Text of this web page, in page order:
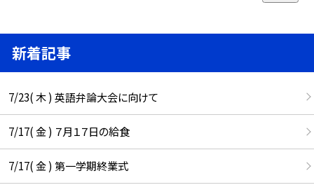
新着記事
7/23( 木 ) 英語弁論大会に向けて
7/17( 金 ) ７月１７日の給食
7/17( 金 ) 第一学期終業式